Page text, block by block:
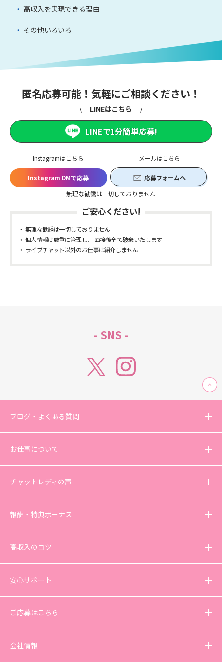
高収入を実現できる理由
その他いろいろ
匿名応募可能！気軽にご相談ください！
Instagramはこちら
Instagram DMで応募
メールはこちら
応募フォームへ
無理な勧誘は一切しておりません
LINEはこちら
LINEで1分簡単応募!
ご安心ください!
無理な勧誘は一切しておりません
個人情報は厳重に管理し、 面接後全て破棄いたします
ライブチャット以外のお仕事は紹介しません
- SNS -
ブログ・よくある質問
お仕事について
チャットレディの声
報酬・特典ボーナス
高収入のコツ
安心サポート
ご応募はこちら
会社情報